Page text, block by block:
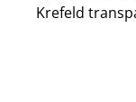
Krefeld